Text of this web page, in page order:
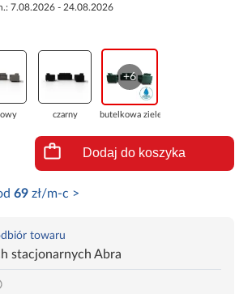
7.08.2026 - 24.08.2026
czarny
+6
butelkowa zieleń
Dodaj do koszyka
69 zł/m-c >
towaru
stacjonarnych Abra